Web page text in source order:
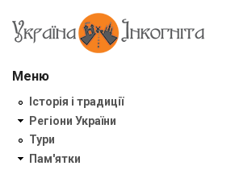
Меню
Історія і традиції
Регіони України
Тури
Пам'ятки